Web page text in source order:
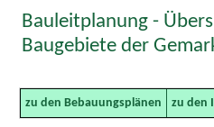
Bauleitplanung -
Baugebiete der
zu den Bebauungsplänen zu den